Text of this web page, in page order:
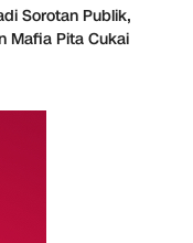
Sorotan Publik,
Mafia Pita Cukai